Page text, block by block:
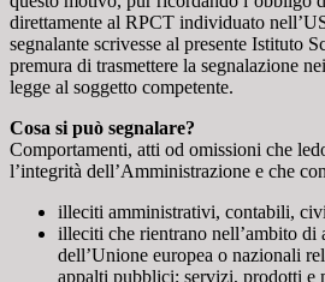
direttamente al RPCT individuato
segnalante scrivesse al presente Istituto
premura di trasmettere la segnalazione
legge al soggetto competente.
Cosa si può segnalare?
Comportamenti, atti od omissioni che
l’integrità dell’Amministrazione e che
illeciti amministrativi, contabili,
illeciti che rientrano nell’ambito di
dell’Unione europea o nazionali
appalti pubblici; servizi, prodotti e